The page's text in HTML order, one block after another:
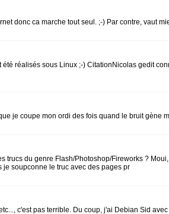
donc ca marche tout seul. ;-) Par contre, vaut
réalisés sous Linux ;-) CitationNicolas gedit
je coupe mon ordi des fois quand le bruit gène
du genre Flash/Photoshop/Fireworks ?
je soupconne le truc avec des pages pr
c'est pas terrible. Du coup, j'ai Debian Sid